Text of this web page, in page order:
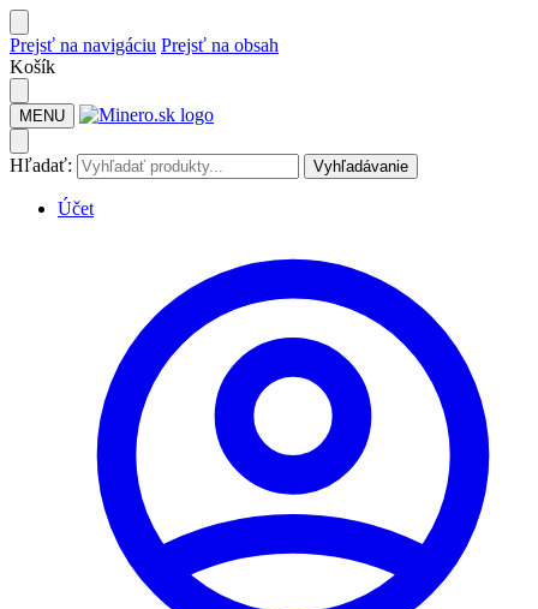
Prejsť na navigáciu Prejsť na obsah
Košík
MENU
Hľadať: Vyhľadávanie
Účet